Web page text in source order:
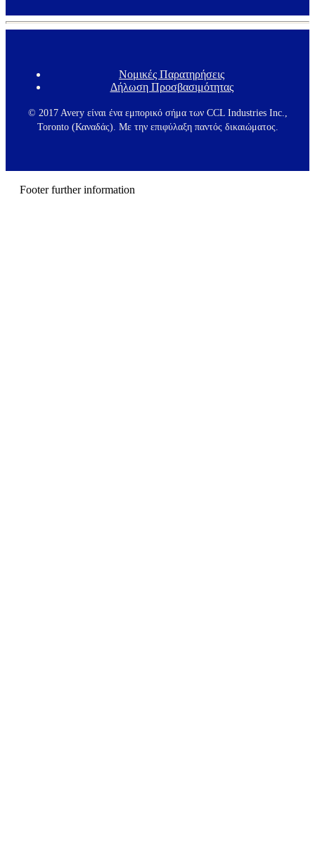
F
o
t
e
Νομικές Παρατηρήσεις
Δήλωση Προσβασιμότητας
© 2017 Avery είναι ένα εμπορικό σήμα των CCL Industries Inc.,
Toronto (Καναδάς). Με την επιφύλαξη παντός δικαιώματος.
Footer further information